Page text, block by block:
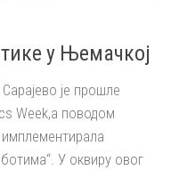
у Њемачкој
је прошле
Week,а поводом
У оквиру овог